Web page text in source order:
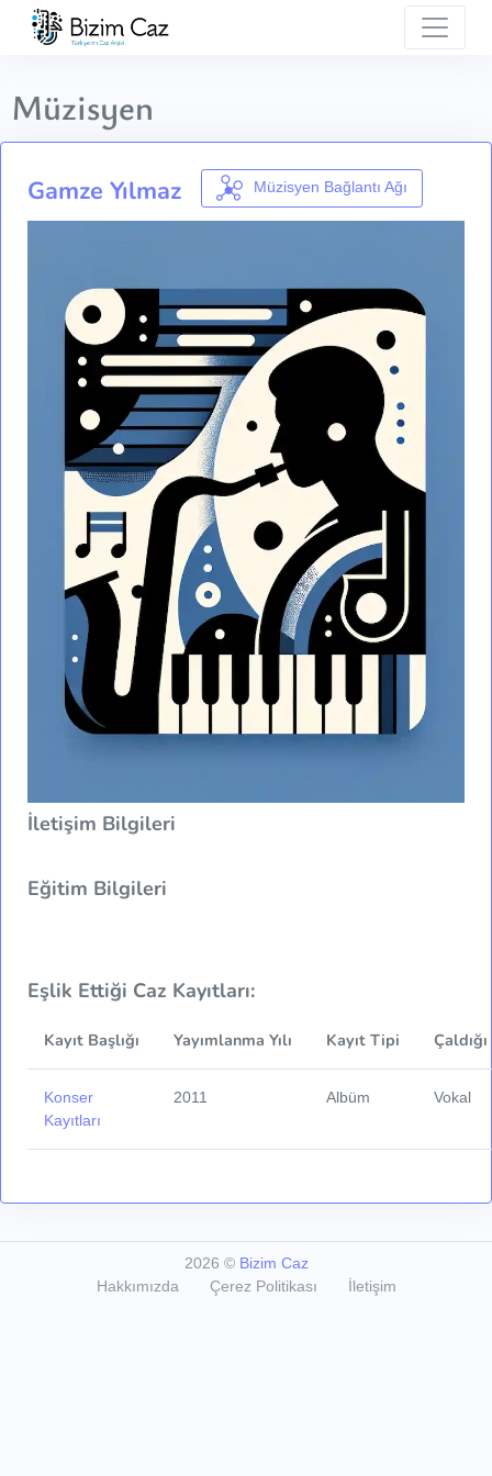
Müzisyen
Gamze Yılmaz Müzisyen Bağlantı Ağı
İletişim Bilgileri
Eğitim Bilgileri
Eşlik Ettiği Caz Kayıtları:
Kayıt Başlığı Yayımlanma Yılı Kayıt Tipi
Konser
Kayıtları
2011 Albüm Vokal
2026 © Bizim Caz
Hakkımızda
Çerez Politikası İletişim